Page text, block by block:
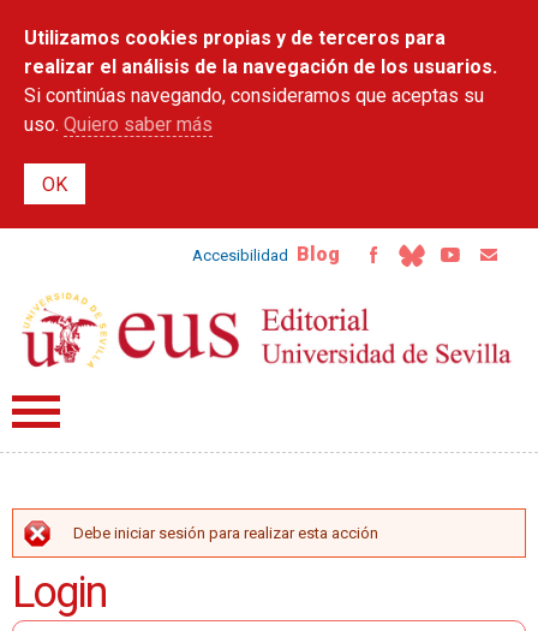
contenido
principal
Utilizamos cookies propias y de terceros para
realizar el análisis de la navegación de los usuarios.
Si continúas navegando, consideramos que aceptas su
uso. Quiero saber más
Accesibilidad Blog
MENSAJE DE ERROR
Debe iniciar sesión para realizar esta acción
Login